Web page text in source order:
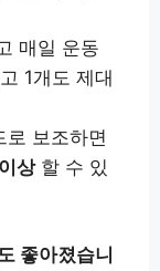
매일 운동
1개도 제대
로 보조하면
상할 수 있
좋아졌습니